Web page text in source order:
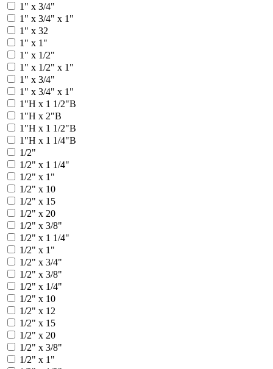
1" x 3/4"
1" x 3/4" x 1"
1" x 32
1" х 1"
1" х 1/2"
1" х 1/2" х 1"
1" х 3/4"
1" х 3/4" х 1"
1"Н x 1 1/2"В
1"Н x 2"В
1"Н х 1 1/2"В
1"Н х 1 1/4"В
1/2"
1/2" x 1 1/4"
1/2" x 1"
1/2" x 10
1/2" x 15
1/2" x 20
1/2" x 3/8"
1/2" х 1 1/4"
1/2" х 1"
1/2" х 3/4"
1/2" х 3/8"
1/2" x 1/4"
1/2" x 10
1/2" x 12
1/2" x 15
1/2" x 20
1/2" x 3/8"
1/2" х 1"